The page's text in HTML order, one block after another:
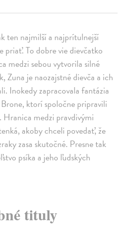
ten najmilší a najprítulnejší
priať. To dobre vie dievčatko
medzi sebou vytvorila silné
Zuna je naozajstné dievča a ich
Inokedy zapracovala fantázia
ktorí spoločne pripravili
medzi pravdivými
akoby chceli povedať, že
zasa skutočné. Presne tak
psíka a jeho ľudských
tituly